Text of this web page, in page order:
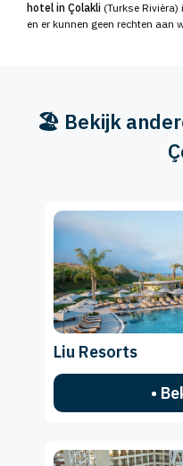
hotel in Çolakli (Turkse
en er kunnen geen rechten aan
🏖️ Bekijk
Liu Resorts
•